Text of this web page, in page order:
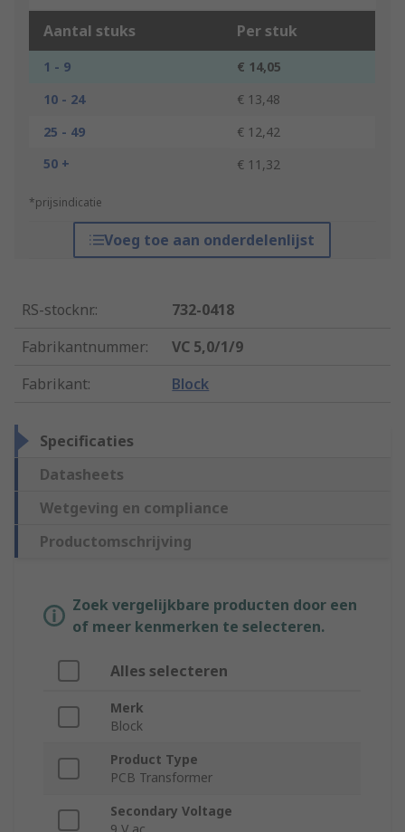
Aantal stuks Per stuk
1 - 9
€ 14,05
10 - 24
€ 13,48
25 - 49
€ 12,42
50 +
€ 11,32
*prijsindicatie
Voeg toe aan onderdelenlijst
RS-stocknr.:
732-0418
Fabrikantnummer:
VC 5,0/1/9
Fabrikant: Block
Specificaties
Datasheets
Wetgeving en compliance
Productomschrijving
Zoek vergelijkbare producten door een
of meer kenmerken te selecteren.
Alles selecteren
Merk
Block
Product Type
PCB Transformer
Secondary Voltage